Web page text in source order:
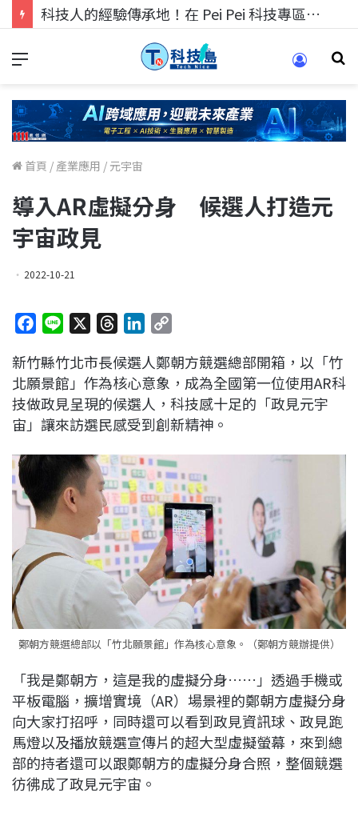
科技人找工作，就到TECH+ 科技專區!
首頁 / 產業應用 / 元宇宙
導入AR虛擬分身 候選人打造元
宇宙政見
2022-10-21
c
e
b
o
n
e
r
e
a
d
n
k
e
d
n
p
y
L
i
k
新竹縣竹北市長候選人鄭朝方競選總部開箱，以「竹
北願景館」作為核心意象，成為全國第一位使用AR科
技做政見呈現的候選人，科技感十足的「政見元宇
宙」讓來訪選民感受到創新精神。
鄭朝方競選總部以「竹北願景館」作為核心意象。（鄭朝方競辦提供）
「我是鄭朝方，這是我的虛擬分身……」透過手機或
平板電腦，擴增實境（AR）場景裡的鄭朝方虛擬分身
向大家打招呼，同時還可以看到政見資訊球、政見跑
馬燈以及播放競選宣傳片的超大型虛擬螢幕，來到總
部的持者還可以跟鄭朝方的虛擬分身合照，整個競選
彷彿成了政見元宇宙。